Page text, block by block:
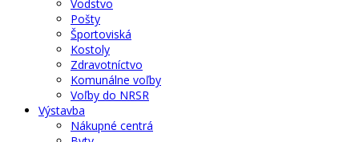
Vodstvo
Pošty
Športoviská
Kostoly
Zdravotníctvo
Komunálne voľby
Voľby do NRSR
Výstavba
Nákupné centrá